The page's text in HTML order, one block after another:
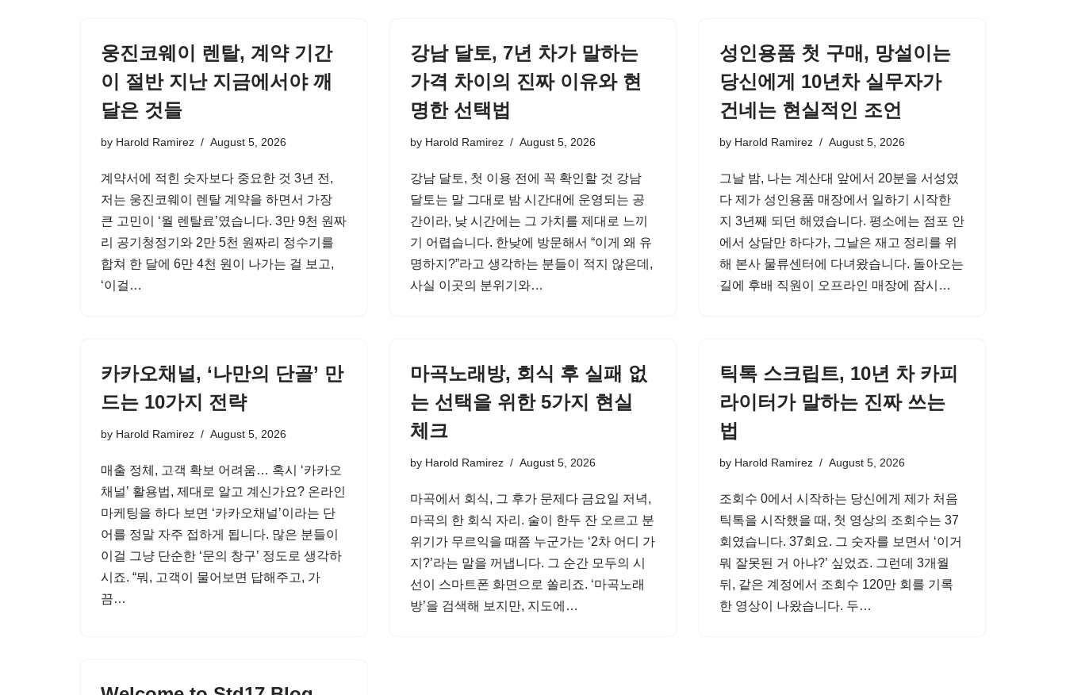
웅진코웨이 렌탈, 계약 기간
이 절반 지난 지금에서야 깨
달은 것들
by Harold Ramirez August 5, 2026
계약서에 적힌 숫자보다 중요한 것 3년 전,
저는 웅진코웨이 렌탈 계약을 하면서 가장
큰 고민이 ‘월 렌탈료’였습니다. 3만 9천 원짜
리 공기청정기와 2만 5천 원짜리 정수기를
합쳐 한 달에 6만 4천 원이 나가는 걸 보고,
‘이걸…
강남 달토, 7년 차가 말하는
가격 차이의 진짜 이유와 현
명한 선택법
by Harold Ramirez August 5, 2026
강남 달토, 첫 이용 전에 꼭 확인할 것 강남
달토는 말 그대로 밤 시간대에 운영되는 공
간이라, 낮 시간에는 그 가치를 제대로 느끼
기 어렵습니다. 한낮에 방문해서 “이게 왜 유
명하지?”라고 생각하는 분들이 적지 않은데,
사실 이곳의 분위기와…
성인용품 첫 구매, 망설이는
당신에게 10년차 실무자가
건네는 현실적인 조언
by Harold Ramirez August 5, 2026
그날 밤, 나는 계산대 앞에서 20분을 서성였
다 제가 성인용품 매장에서 일하기 시작한
지 3년째 되던 해였습니다. 평소에는 점포 안
에서 상담만 하다가, 그날은 재고 정리를 위
해 본사 물류센터에 다녀왔습니다. 돌아오는
길에 후배 직원이 오프라인 매장에 잠시…
카카오채널, ‘나만의 단골’ 만
드는 10가지 전략
by Harold Ramirez August 5, 2026
매출 정체, 고객 확보 어려움… 혹시 ‘카카오
채널’ 활용법, 제대로 알고 계신가요? 온라인
마케팅을 하다 보면 ‘카카오채널’이라는 단
어를 정말 자주 접하게 됩니다. 많은 분들이
이걸 그냥 단순한 ‘문의 창구’ 정도로 생각하
시죠. “뭐, 고객이 물어보면 답해주고, 가
끔…
마곡노래방, 회식 후 실패 없
는 선택을 위한 5가지 현실
체크
by Harold Ramirez August 5, 2026
마곡에서 회식, 그 후가 문제다 금요일 저녁,
마곡의 한 회식 자리. 술이 한두 잔 오르고 분
위기가 무르익을 때쯤 누군가는 ‘2차 어디 가
지?’라는 말을 꺼냅니다. 그 순간 모두의 시
선이 스마트폰 화면으로 쏠리죠. ‘마곡노래
방’을 검색해 보지만, 지도에…
틱톡 스크립트, 10년 차 카피
라이터가 말하는 진짜 쓰는
법
by Harold Ramirez August 5, 2026
조회수 0에서 시작하는 당신에게 제가 처음
틱톡을 시작했을 때, 첫 영상의 조회수는 37
회였습니다. 37회요. 그 숫자를 보면서 ‘이거
뭐 잘못된 거 아냐?’ 싶었죠. 그런데 3개월
뒤, 같은 계정에서 조회수 120만 회를 기록
한 영상이 나왔습니다. 두…